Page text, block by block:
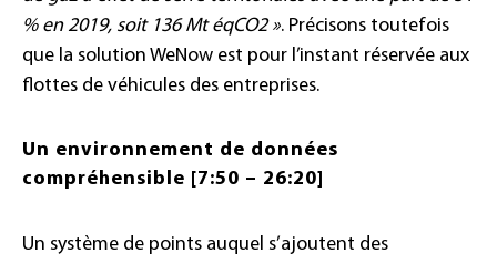
% en 2019, soit 136 Mt éqCO2 ». Précisons toutefois
que la solution WeNow est pour l’instant réservée aux
flottes de véhicules des entreprises.
Un environnement de données
compréhensible [7:50 – 26:20]
Un système de points auquel s’ajoutent des